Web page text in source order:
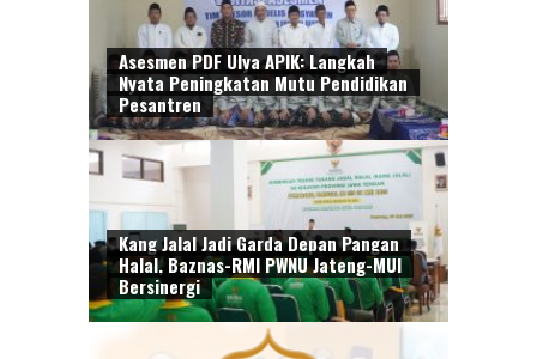
Asesmen PDF Ulya APIK: Langkah
Nyata Peningkatan Mutu Pendidikan
Pesantren
Kang Jalal Jadi Garda Depan Pangan
Halal, Baznas-RMI PWNU Jateng-MUI
Bersinergi